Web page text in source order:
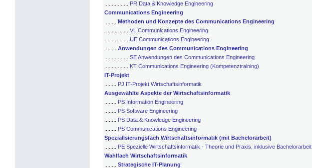
PR Data & Knowledge Engineering
Communications Engineering
Methoden und Konzepte des Communications Engineering
VL Communications Engineering
UE Communications Engineering
Anwendungen des Communications Engineering
SE Anwendungen des Communications Engineering
KT Communications Engineering (Kompetenztraining)
IT-Projekt
PJ IT-Projekt Wirtschaftsinformatik
Ausgewählte Aspekte der Wirtschaftsinformatik
PS Information Engineering
PS Software Engineering
PS Data & Knowledge Engineering
PS Communications Engineering
Spezialisierungsfach Wirtschaftsinformatik (mit Bachelorarbeit)
PE Spezielle Wirtschaftsinformatik - Theorie und Praxis, inklusive Bachelorarbeit
Wahlfach Wirtschaftsinformatik
Strategische IT-Planung